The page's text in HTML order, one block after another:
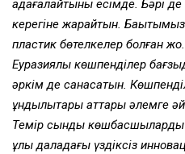
қадағалайтыны есімде. Бәрі
керегіне жарайтын.
пластик бөтелкелер болған жоқ.
Еуразиялық көшпенділер
әркім де санасатын.
құндылықтары аттары әлемге
Темір сынды көшбасшыларды
ұлы даладағы үздіксіз